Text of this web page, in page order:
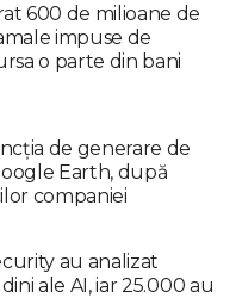
600 de milioane de
impuse de
o parte din bani
de generare de
Earth, după
companiei
au analizat
ale AI, iar 25.000 au